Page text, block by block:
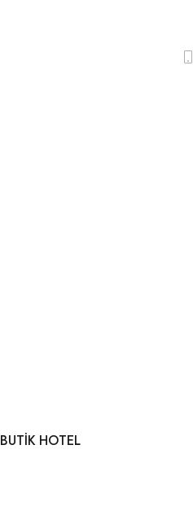
BUTIK HOTEL